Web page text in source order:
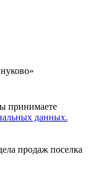
принимаете
данных.
продаж поселка